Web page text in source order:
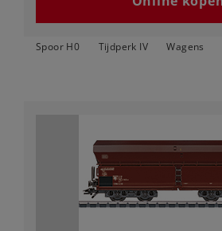
Spoor H0 Tijdperk IV Wagens